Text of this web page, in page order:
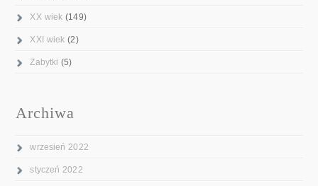
XX wiek (149)
XXI wiek (2)
Zabytki (5)
Archiwa
wrzesień 2022
styczeń 2022